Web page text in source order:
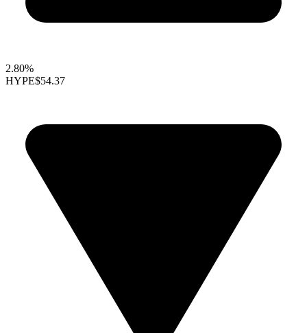
2.80%
HYPE$54.37